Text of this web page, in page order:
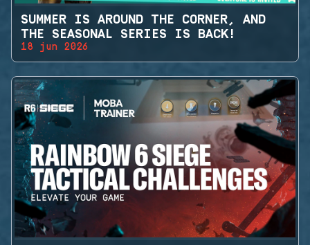
SUMMER IS AROUND THE CORNER, AND
THE SEASONAL SERIES IS BACK!
18 jun 2026